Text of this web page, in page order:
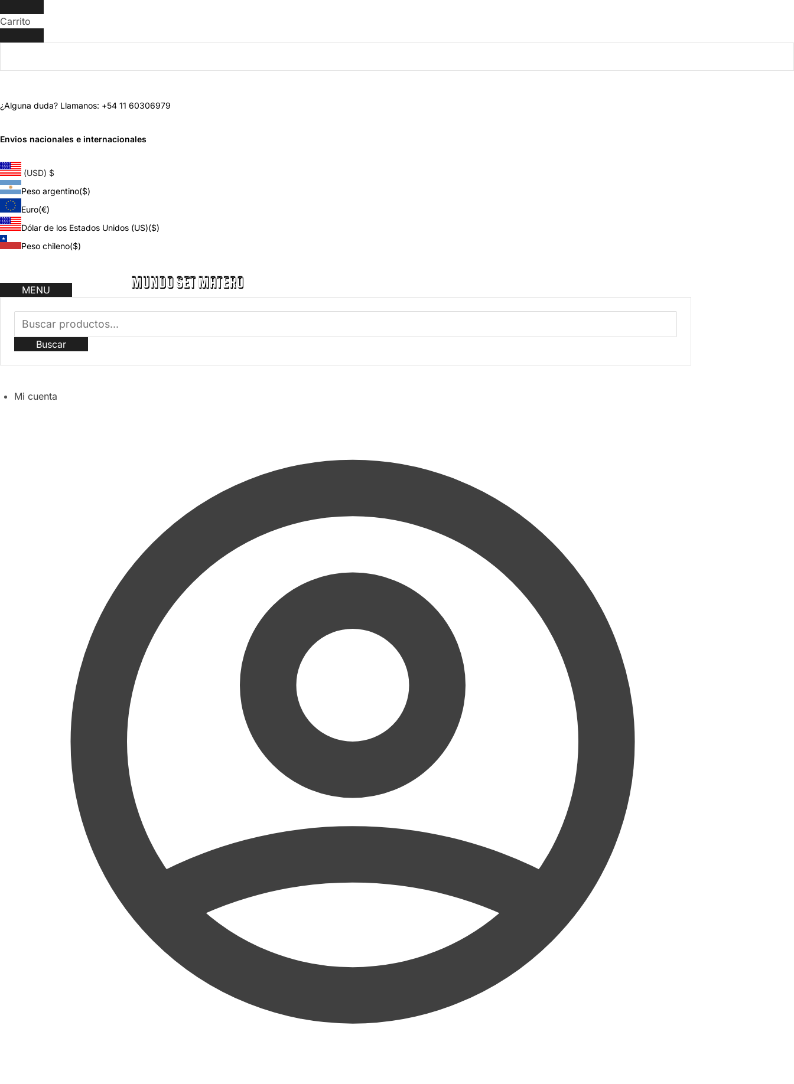
Carrito
¿Alguna duda? Llamanos: +54 11 60306979
Envios nacionales e internacionales
(USD) $
Peso argentino($)
Euro(€)
Dólar de los Estados Unidos (US)($)
Peso chileno($)
MENU
Buscar
Mi cuenta